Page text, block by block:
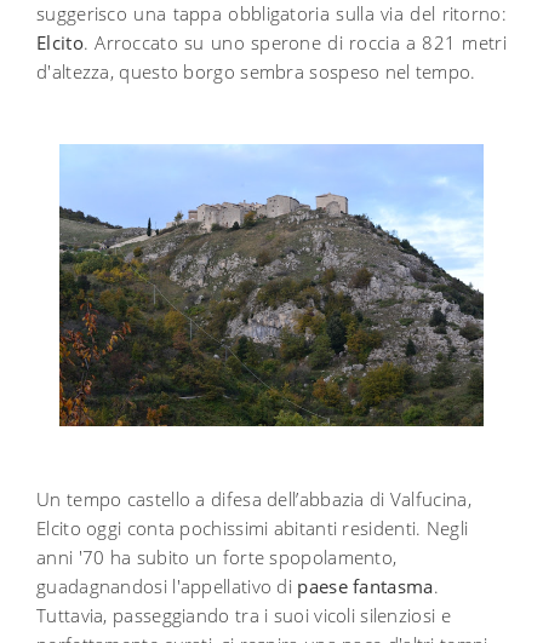
suggerisco una tappa obbligatoria sulla via del ritorno:
Elcito. Arroccato su uno sperone di roccia a 821 metri
d'altezza, questo borgo sembra sospeso nel tempo.
Un tempo castello a difesa dell’abbazia di Valfucina,
Elcito oggi conta pochissimi abitanti residenti. Negli
anni '70 ha subito un forte spopolamento,
guadagnandosi l'appellativo di paese fantasma.
Tuttavia, passeggiando tra i suoi vicoli silenziosi e